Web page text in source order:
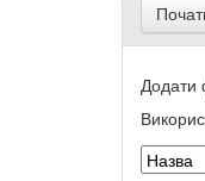
Додати